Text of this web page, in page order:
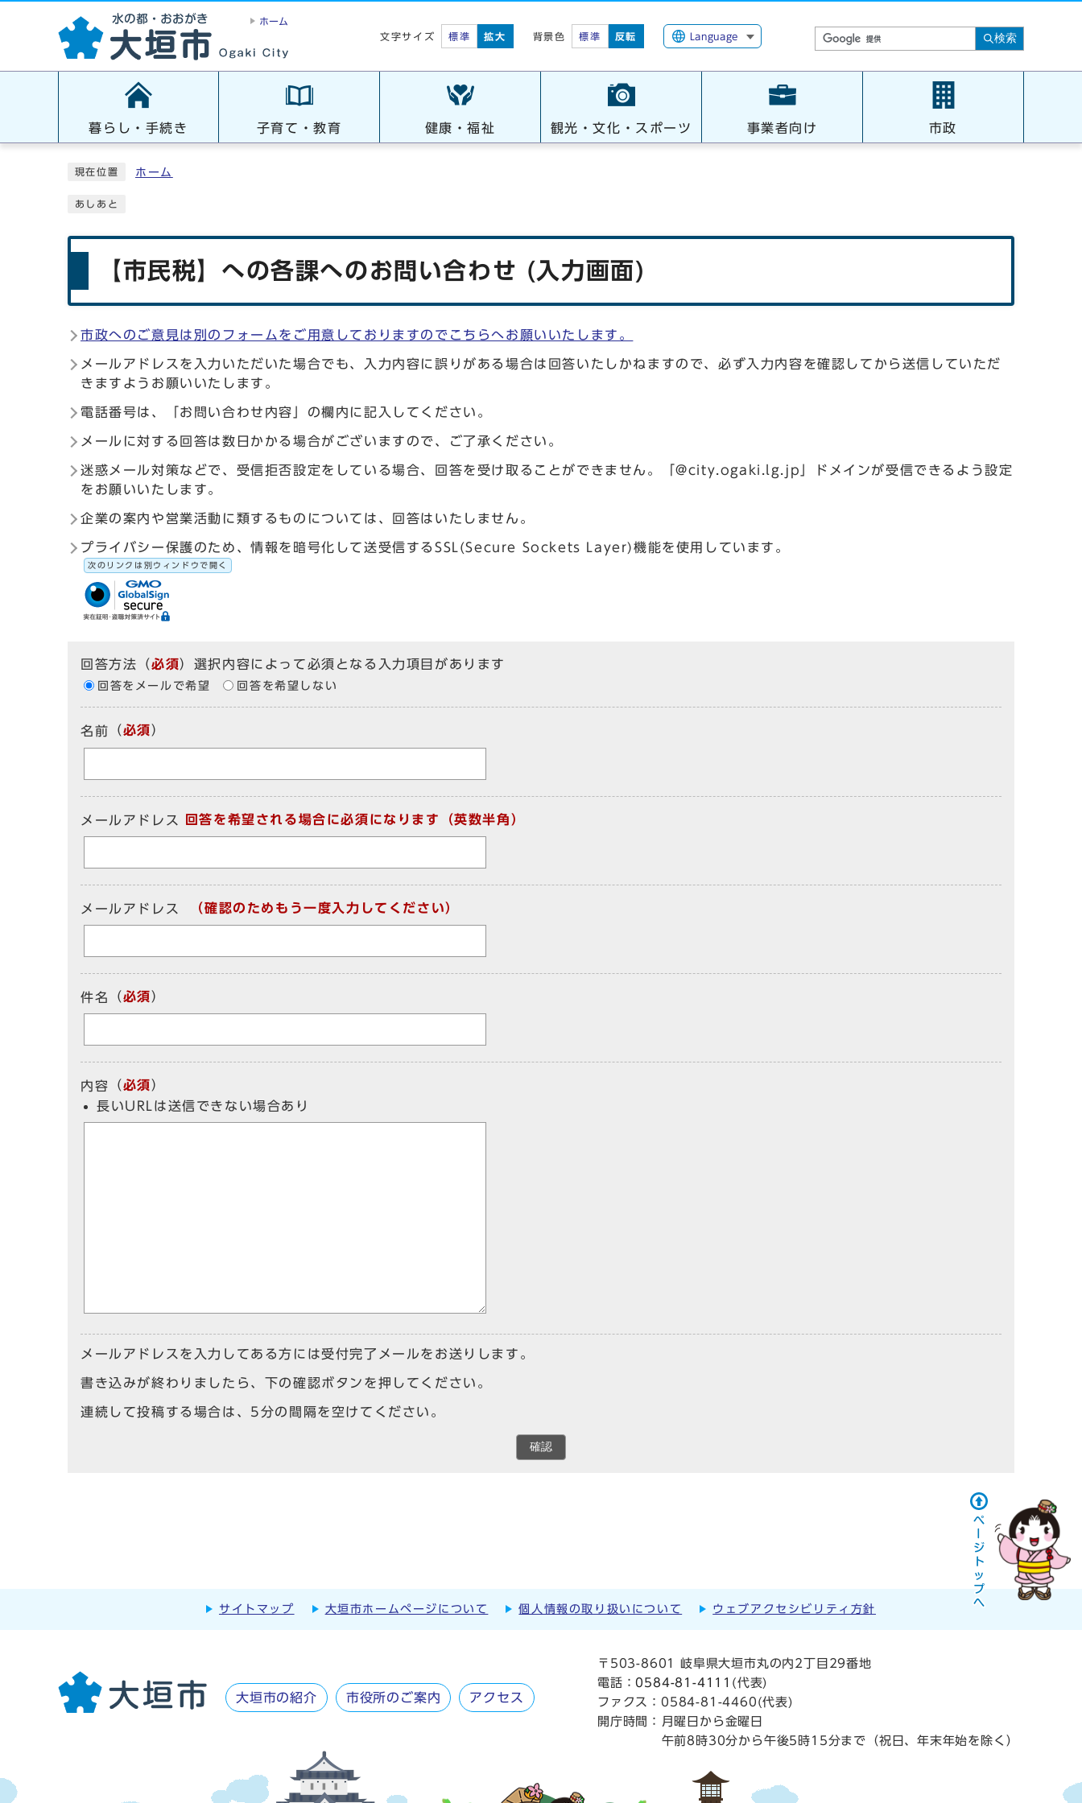
ホーム
文字サイズ
標準 拡大 背景色 標準 反転 Language 検索
暮らし・手続き 子育て・教育 健康・福祉 観光・文化・スポーツ 事業者向け 市政
現在位置 ホーム
あしあと
【市民税】への各課へのお問い合わせ (入力画面)
市政へのご意見は別のフォームをご用意しておりますのでこちらへお願いいたします。
メールアドレスを入力いただいた場合でも、入力内容に誤りがある場合は回答いたしかねますので、必ず入力内容を確認してから送信していただ
きますようお願いいたします。
電話番号は、「お問い合わせ内容」の欄内に記入してください。
メールに対する回答は数日かかる場合がございますので、ご了承ください。
迷惑メール対策などで、受信拒否設定をしている場合、回答を受け取ることができません。「@city.ogaki.lg.jp」ドメインが受信できるよう設定
をお願いいたします。
企業の案内や営業活動に類するものについては、回答はいたしません。
プライバシー保護のため、情報を暗号化して送受信するSSL(Secure Sockets Layer)機能を使用しています。
次のリンクは別ウィンドウで開く
回答方法 （必須）選択内容によって必須となる入力項目があります
回答をメールで希望 回答を希望しない
名前 （必須）
メールアドレス 回答を希望される場合に必須になります（英数半角）
メールアドレス （確認のためもう一度入力してください）
件名 （必須）
内容 （必須）
長いURLは送信できない場合あり
メールアドレスを入力してある方には受付完了メールをお送りします。
書き込みが終わりましたら、下の確認ボタンを押してください。
連続して投稿する場合は、5分の間隔を空けてください。
確認
サイトマップ 大垣市ホームページについて 個人情報の取り扱いについて ウェブアクセシビリティ方針
大垣市の紹介 市役所のご案内 アクセス
〒503-8601 岐阜県大垣市丸の内2丁目29番地
電話：0584-81-4111 (代表)
ファクス：0584-81-4460(代表)
開庁時間：
月曜日から金曜日
午前8時30分から午後5時15分まで（祝日、年末年始を除く）